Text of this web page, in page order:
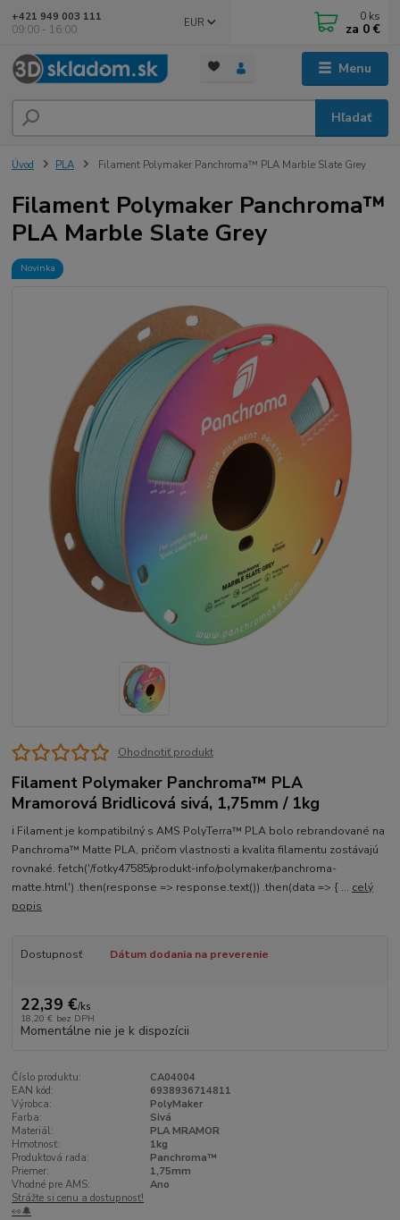
Menu
EUR
Hľadať
+421 949 003 111
09:00 - 16:00
0 ks
za 0 €
Úvod PLA Filament Polymaker Panchroma™ PLA Marble Slate Grey
Filament Polymaker Panchroma™
PLA Marble Slate Grey
Novinka
Ohodnotiť produkt
Filament Polymaker Panchroma™ PLA
Mramorová Bridlicová sivá, 1,75mm / 1kg
ℹ️ Filament je kompatibilný s AMS PolyTerra™ PLA bolo rebrandované na
Panchroma™ Matte PLA, pričom vlastnosti a kvalita filamentu zostávajú
rovnaké. fetch('/fotky47585/produkt-info/polymaker/panchroma-
matte.html') .then(response => response.text()) .then(data => { ... celý
popis
Dostupnosť Dátum dodania na preverenie
22,39 €/ks
18,20 € bez DPH
Momentálne nie je k dispozícii
Číslo produktu:
CA04004
EAN kód:
6938936714811
Výrobca:
PolyMaker
Farba:
Sivá
Materiál:
PLA MRAMOR
Hmotnosť:
1kg
Produktová rada:
Panchroma™
Priemer:
1,75mm
Vhodné pre AMS:
Ano
Strážte si cenu a dostupnosť!
👀🔔